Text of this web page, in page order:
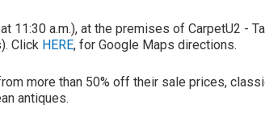
11:30 a.m.), at the premises of CarpetU2 -
Click HERE, for Google Maps directions.
more than 50% off their sale prices,
antiques.